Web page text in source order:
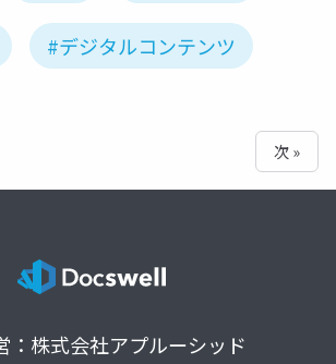
#デジタルコンテンツ
次 »
：株式会社アプルーシッド